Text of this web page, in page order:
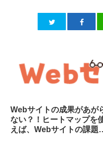
Webサイトの成果があが
ない？！ヒートマップを
えば、Webサイトの課題